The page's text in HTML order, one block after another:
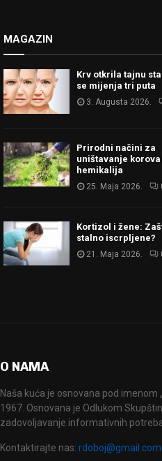
MAGAZIN
Krv otkrila tajnu
se mijenja tri puta
3. Augusta 2026.
Prirodni načini za
uništavanje korova
hemikalija
25. Maja 2026.
Kortizol i žene:
stalno iscrpljene?
21. Maja 2026.
O NAMA
Naša kuća je osnovana pod imenom
1967. Osnovana je Odlukom
zadovoljavanje informativnih
Kontaktirajte nas: rdoboj@gmail.com